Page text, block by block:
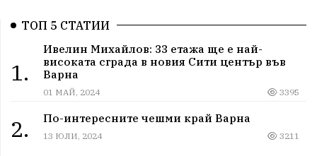
ТОП 5 СТАТИИ
1.
Ивелин Михайлов: 33 етажа ще е най-
високата сграда в новия Сити център във
Варна
01 МАЙ, 2024 3395
2. По-интересните чешми край Варна
13 ЮЛИ, 2024 3211